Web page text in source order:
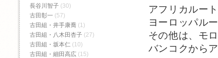
アフリカルー
ヨーロッパル
その他は、モ
バンコクから
長谷川智子 (30)
古田彰一 (57)
古田組・井手康喬 (1)
古田組・八木田杏子 (27)
古田組・坂本仁 (10)
古田組・細田高広 (15)